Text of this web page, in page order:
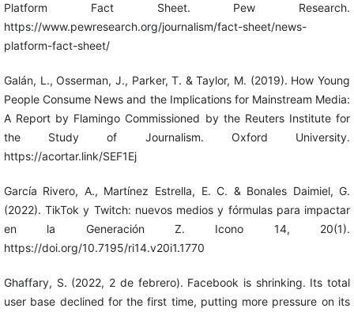
Platform Fact Sheet. Pew Research.
https://www.pewresearch.org/journalism/fact-sheet/news-
platform-fact-sheet/
Galán, L., Osserman, J., Parker, T. & Taylor, M. (2019). How Young
People Consume News and the Implications for Mainstream Media:
A Report by Flamingo Commissioned by the Reuters Institute for
the Study of Journalism. Oxford University.
https://acortar.link/SEF1Ej
García Rivero, A., Martínez Estrella, E. C. & Bonales Daimiel, G.
(2022). TikTok y Twitch: nuevos medios y fórmulas para impactar
en la Generación Z. Icono 14, 20(1).
https://doi.org/10.7195/ri14.v20i1.1770
Ghaffary, S. (2022, 2 de febrero). Facebook is shrinking. Its total
user base declined for the first time, putting more pressure on its